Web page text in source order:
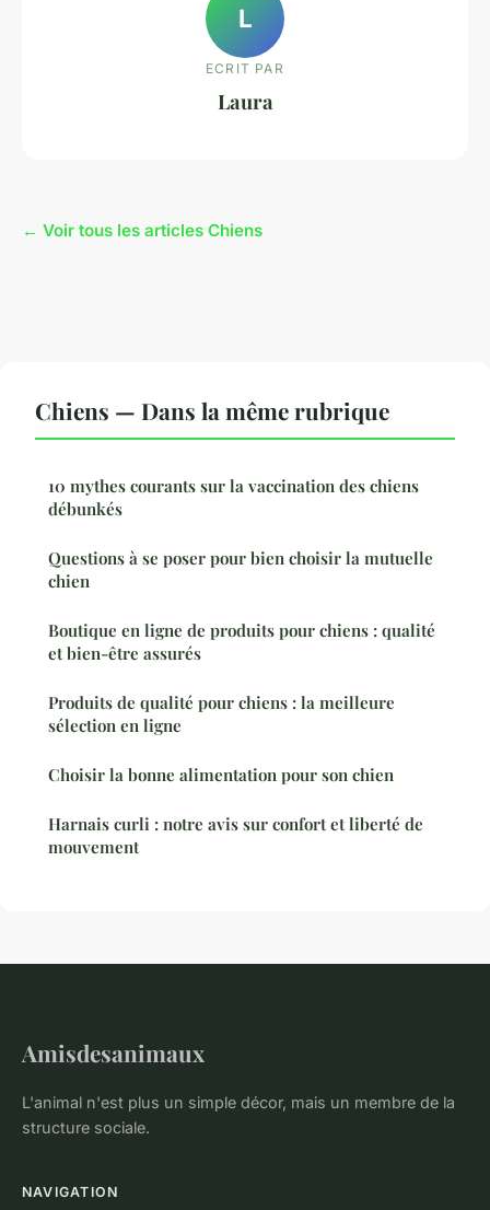
L
ECRIT PAR
Laura
← Voir tous les articles Chiens
Chiens — Dans la même rubrique
10 mythes courants sur la vaccination des chiens
débunkés
Questions à se poser pour bien choisir la mutuelle
chien
Boutique en ligne de produits pour chiens : qualité
et bien-être assurés
Produits de qualité pour chiens : la meilleure
sélection en ligne
Choisir la bonne alimentation pour son chien
Harnais curli : notre avis sur confort et liberté de
mouvement
Amisdesanimaux
L'animal n'est plus un simple décor, mais un membre de la
structure sociale.
NAVIGATION